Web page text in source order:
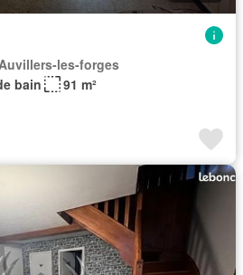
les-forges
bain
91 m²